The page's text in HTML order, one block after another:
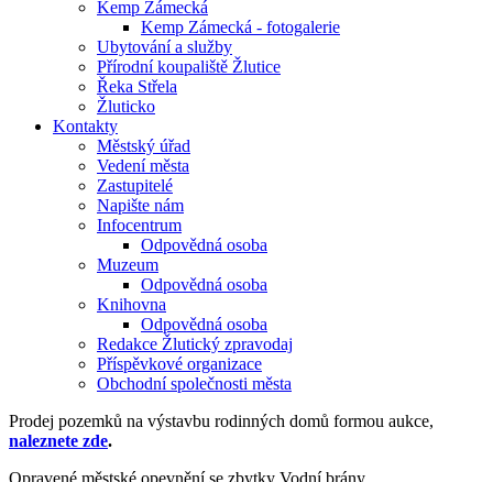
Kemp Zámecká
Kemp Zámecká - fotogalerie
Ubytování a služby
Přírodní koupaliště Žlutice
Řeka Střela
Žluticko
Kontakty
Městský úřad
Vedení města
Zastupitelé
Napište nám
Infocentrum
Odpovědná osoba
Muzeum
Odpovědná osoba
Knihovna
Odpovědná osoba
Redakce Žlutický zpravodaj
Příspěvkové organizace
Obchodní společnosti města
Prodej pozemků na výstavbu rodinných domů formou aukce,
naleznete zde.
Opravené městské opevnění se zbytky Vodní brány